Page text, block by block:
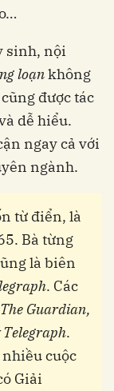
sinh, nội
loạnkhông
được tác
dễ hiểu.
ngay cả với
ngành.
từ điển, là
Bà từng
là biên
. Các
The Guardian,
Telegraph.
cuộc
Giải